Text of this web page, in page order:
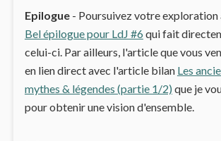
Epilogue- Poursuivez votre exploration
Bel épilogue pour LdJ #6qui fait
celui-ci. Par ailleurs, l'article que vous
en lien direct avec l'article bilan Les
mythes & légendes (partie 1/2) que je
pour obtenir une vision d'ensemble.